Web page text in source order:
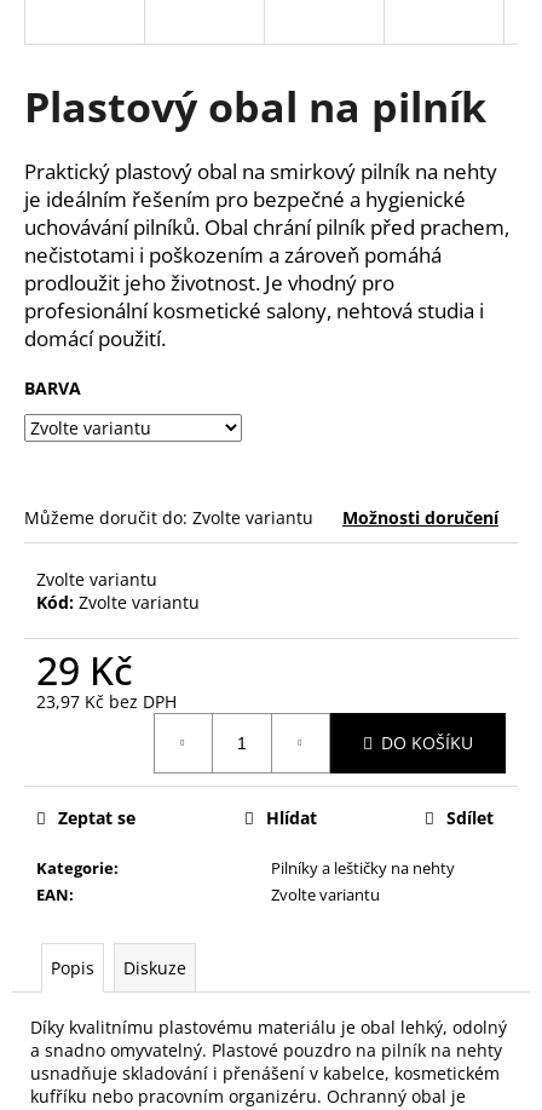
Plastový obal na pilník
Praktický plastový obal na smirkový pilník na nehty
je ideálním řešením pro bezpečné a hygienické
uchovávání pilníků. Obal chrání pilník před prachem,
nečistotami i poškozením a zároveň pomáhá
prodloužit jeho životnost. Je vhodný pro
profesionální kosmetické salony, nehtová studia i
domácí použití.
BARVA
Můžeme doručit do: Zvolte variantu Možnosti doručení
Zvolte variantu
Kód: Zvolte variantu
29 Kč
23,97 Kč bez DPH
DO KOŠÍKU
Kategorie:
Pilníky a leštičky na nehty
EAN: Zvolte variantu
Zeptat se Hlídat Sdílet
Popis Diskuze
Díky kvalitnímu plastovému materiálu je obal lehký, odolný
a snadno omyvatelný. Plastové pouzdro na pilník na nehty
usnadňuje skladování i přenášení v kabelce, kosmetickém
kufříku nebo pracovním organizéru. Ochranný obal je
í
t
?
HLEDAT
D
o
p
u
č
u
m
e
NEHTY
JAPONSKÉHO
OVÁLNÝ
49